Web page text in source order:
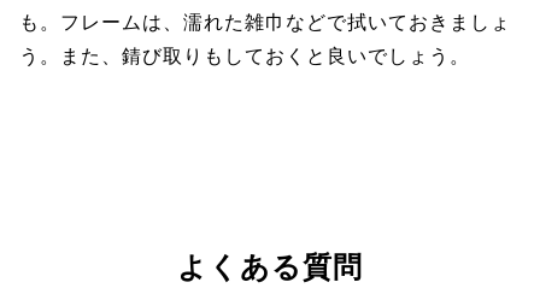
も。フレームは、濡れた雑巾などで拭いておきましょ
う。また、錆び取りもしておくと良いでしょう。
よくある質問